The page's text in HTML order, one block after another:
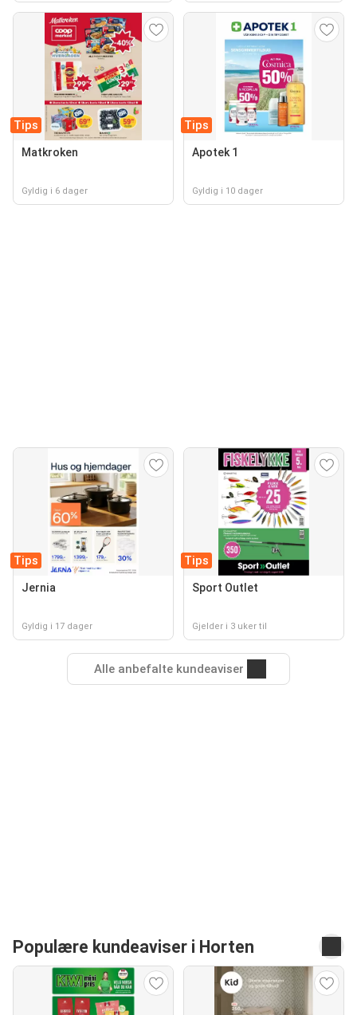
Tips
Matkroken
Gyldig i 6 dager
Tips
Apotek 1
Gyldig i 10 dager
Tips
Jernia
Gyldig i 17 dager
Tips
Sport Outlet
Gjelder i 3 uker til
Alle anbefalte kundeaviser
Populære kundeaviser i Horten